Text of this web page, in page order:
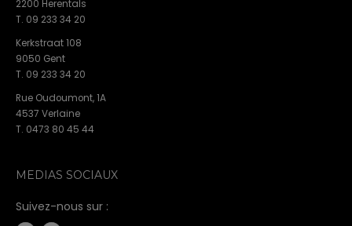
2200 Herentals
T. 09 233 34 20
Kerkstraat 108
9050 Gent
T. 09 233 34 20
Rue Oudoumont, 1A
4537 Verlaine
T. 0473 80 45 44
MEDIAS SOCIAUX
Suivez-nous sur :